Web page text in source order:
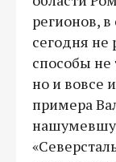
регионов,
сегодня не
способы не
но и вовсе
примера